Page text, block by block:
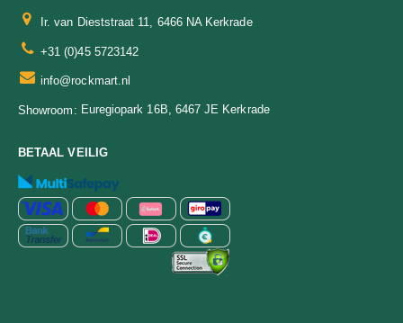
Ir. van Dieststraat 11, 6466 NA Kerkrade
+31 (0)45 5723142
info@rockmart.nl
Showroom: Euregiopark 16B, 6467 JE Kerkrade
BETAAL VEILIG